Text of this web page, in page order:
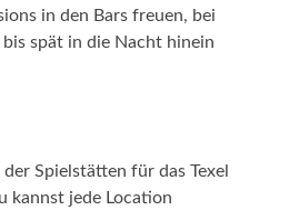
in den Bars freuen, bei
spät in die Nacht hinein
Spielstätten für das Texel
kannst jede Location